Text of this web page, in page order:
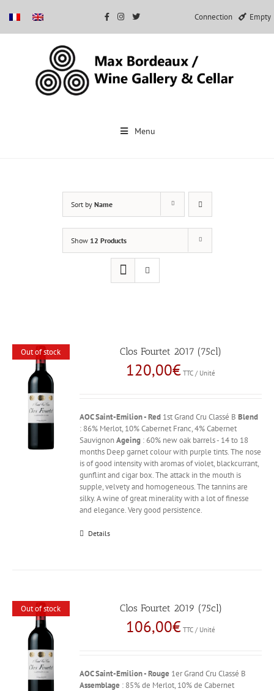
Connection Empty
Menu
Sort by Name
Show 12 Products
Out of stock Clos Fourtet 2017 (75cl)
120,00€ TTC / Unité
AOC Saint-Emilion - Red 1st Grand Cru Classé BBlend
: 86% Merlot, 10% Cabernet Franc, 4% Cabernet
SauvignonAgeing : 60% new oak barrels - 14 to 18
months Deep garnet colour with purple tints. The nose
is of good intensity with aromas of violet, blackcurrant,
gunflint and cigar box. The attack in the mouth is
supple, velvety and homogeneous. The tannins are
silky. A wine of great minerality with a lot of finesse
and elegance. Very good persistence.
Details
Out of stock Clos Fourtet 2019 (75cl)
106,00€ TTC / Unité
AOC Saint-Emilion - Rouge 1er Grand Cru Classé B
Assemblage : 85% de Merlot, 10% de Cabernet